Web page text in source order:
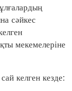
сәйкес
мекемелеріне
келген кезде: